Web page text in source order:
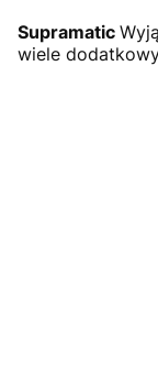
Supramatic
wiele